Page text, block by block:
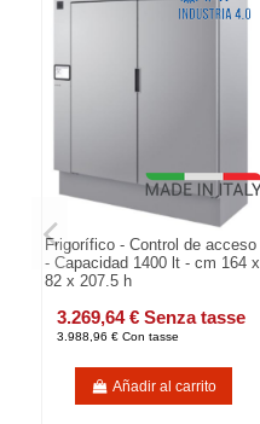
Frigorífico - Control de acceso
- Capacidad 1400 lt - cm 164 x
82 x 207.5 h
3.269,64 € Senza tasse
3.988,96 € Con tasse
Añadir al carrito